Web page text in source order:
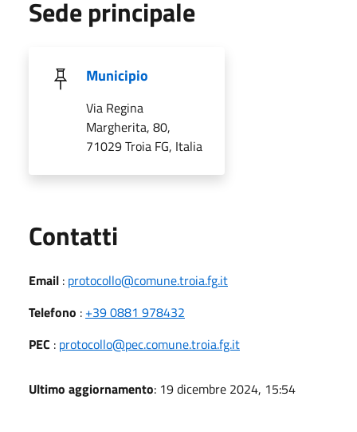
Sede principale
Municipio
Via Regina
Margherita, 80,
71029 Troia FG, Italia
Contatti
Email : protocollo@comune.troia.fg.it
Telefono : +39 0881 978432
PEC : protocollo@pec.comune.troia.fg.it
Ultimo aggiornamento: 19 dicembre 2024, 15:54